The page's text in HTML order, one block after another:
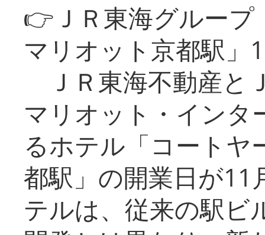
👉ＪＲ東海グルー
マリオット京都駅」
ＪＲ東海不動産と
マリオット・インタ
るホテル「コートヤ
都駅」の開業日が11
テルは、従来の駅ビ